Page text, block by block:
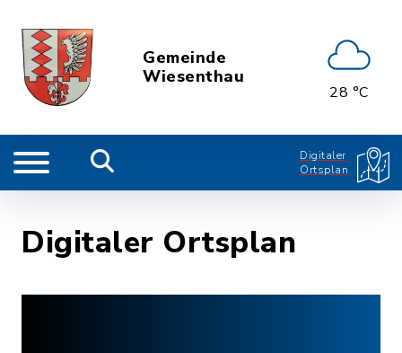
Gemeinde
Wiesenthau
28 °C
Digitaler
Ortsplan
Digitaler Ortsplan